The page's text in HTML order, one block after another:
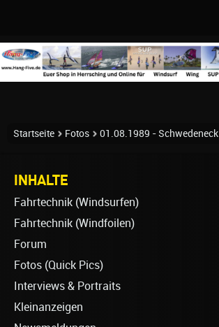
Startseite Fotos 01.08.1989 - Schwedeneck
INHALTE
Fahrtechnik (Windsurfen)
Fahrtechnik (Windfoilen)
Forum
Fotos (Quick Pics)
Interviews & Portraits
Kleinanzeigen